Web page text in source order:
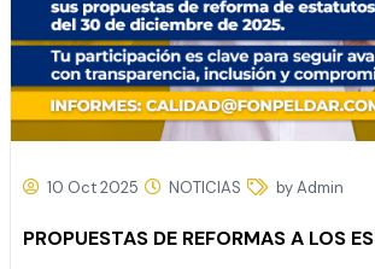
10 Oct 2025 NOTICIAS by Admin
PROPUESTAS DE REFORMAS A LOS